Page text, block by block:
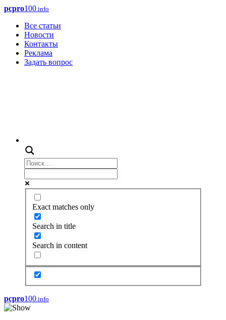
pcpro100.info
Все статьи
Новости
Контакты
Реклама
Задать вопрос
Exact matches only
Search in title
Search in content
pcpro100.info